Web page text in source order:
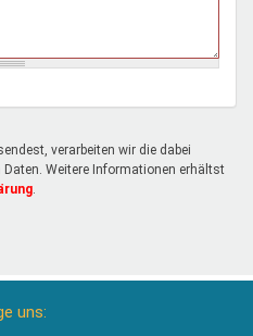
verarbeiten wir die dabei
Weitere Informationen erhältst
uns: